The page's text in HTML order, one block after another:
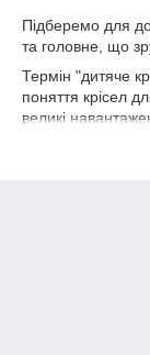
Підберемо для
та головне, що
Термін "дитяче
поняття крісел
великі
безпекою,